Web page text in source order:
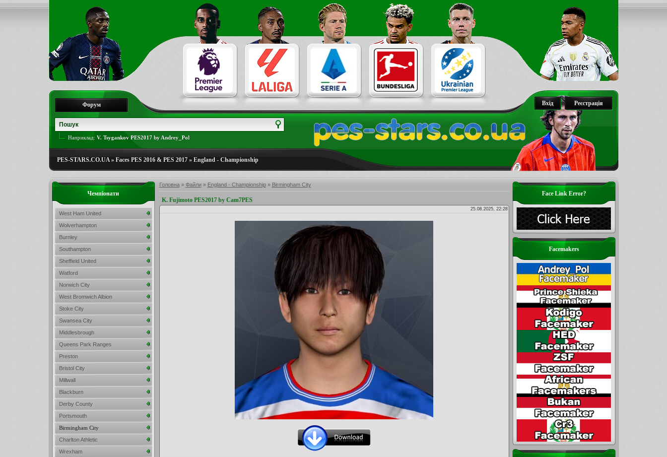
Реєстрація
Вхід
Форум
Наприклад: V. Tsygankov PES2017 by Andrey_Pol
PES-STARS.CO.UA» Faces PES 2016 & PES 2017» England - Championship
Головна» Файли» England - Championship» Birmingham City
K. Fujimoto PES2017 by Cam7PES
25.08.2025, 22:28
Face Link Error?
Facemakers
Чемпіонати
West Ham United
Wolverhampton
Burnley
Southampton
Sheffield United
Watford
Norwich City
West Bromwich Albion
Stoke City
Swansea City
Middlesbrough
Queens Park Ranges
Preston
Bristol City
Millwall
Blackburn
Derby County
Portsmouth
Birmingham City
Charlton Athletic
Wrexham